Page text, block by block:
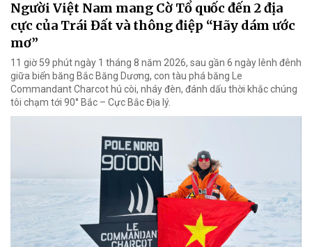
Người Việt Nam mang Cờ Tổ quốc đến 2 địa
cực của Trái Đất và thông điệp “Hãy dám ước
mơ”
11 giờ 59 phút ngày 1 tháng 8 năm 2026, sau gần 6 ngày lênh đênh
giữa biển băng Bắc Băng Dương, con tàu phá băng Le
Commandant Charcot hú còi, nháy đèn, đánh dấu thời khắc chúng
tôi chạm tới 90° Bắc – Cực Bắc Địa lý.